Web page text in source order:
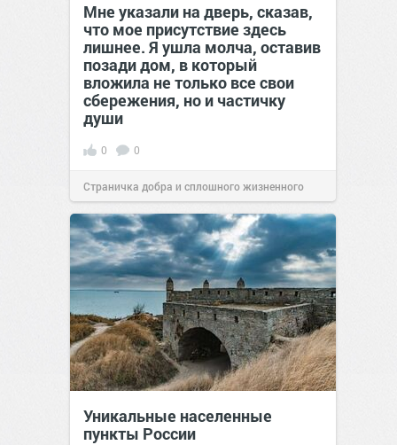
Мне указали на дверь, сказав,
что мое присутствие здесь
лишнее. Я ушла молча, оставив
позади дом, в который
вложила не только все свои
сбережения, но и частичку
души
0 0
Страничка добра и сплошного жизненного
позитива!00:2907 авг 2026
Уникальные населенные
пункты России